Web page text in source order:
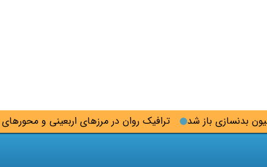
ترافیک روان در مرزهای اربعینی و محورهای باز شد